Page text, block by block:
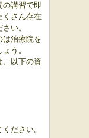
の講習で即
くさん存在
い。
は治療院を
う。
、以下の資
ださい。